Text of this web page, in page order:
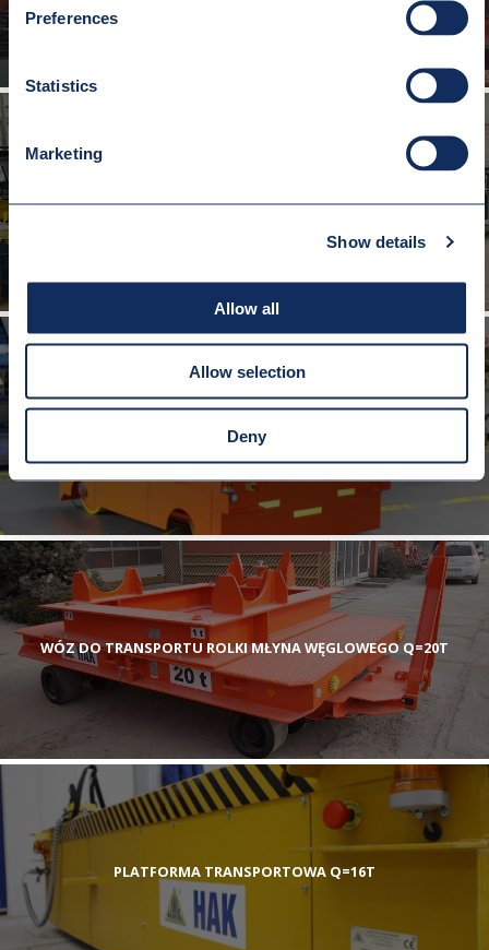
Preferences
Statistics
Marketing
Show details
Allow all
Allow selection
Deny
PLATFORMA DO TRANSPORTU KADZI Z ŻUŻLEM Q=30T
WÓZ DO TRANSPORTU ROLKI MŁYNA WĘGLOWEGO Q=20T
PLATFORMA TRANSPORTOWA Q=16T